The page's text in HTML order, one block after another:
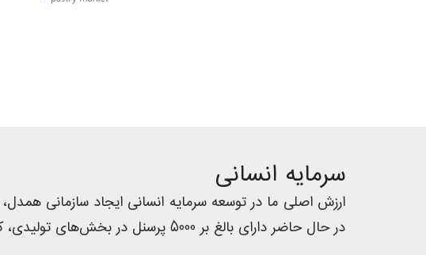
سرمایه انسانی
ارزش اصلی ما در توسعه سرمایه انسانی ایجاد سازمانی
در حال حاضر دارای بالغ بر 5000 پرسنل در بخش‌های تولیدی، کشاورزی، اداری و پخش است.